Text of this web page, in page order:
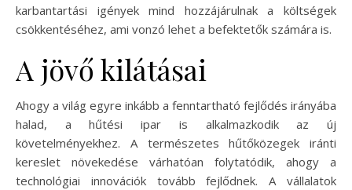
karbantartási igények mind hozzájárulnak a költségek
csökkentéséhez, ami vonzó lehet a befektetők számára is.
A jövő kilátásai
Ahogy a világ egyre inkább a fenntartható fejlődés irányába
halad, a hűtési ipar is alkalmazkodik az új
követelményekhez. A természetes hűtőközegek iránti
kereslet növekedése várhatóan folytatódik, ahogy a
technológiai innovációk tovább fejlődnek. A vállalatok